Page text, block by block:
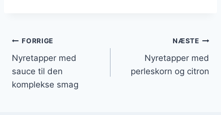
Indlægsnavigation
FORRIGE
Nyretapper med
sauce til den
komplekse smag
NÆSTE
Nyretapper med
perleskorn og citron